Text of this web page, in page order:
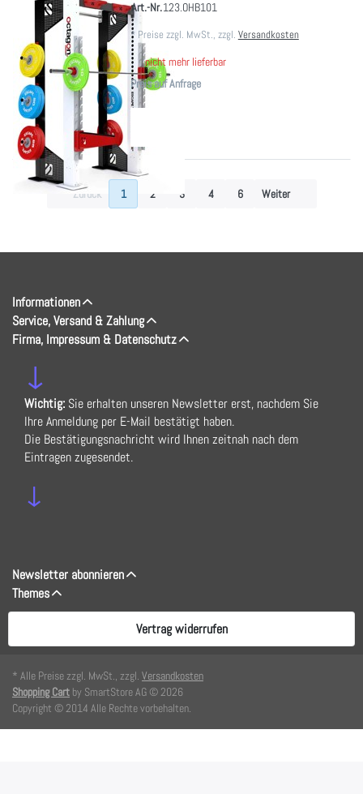
Art.-Nr.123.OHB101
* Preise zzgl. MwSt., zzgl. Versandkosten
nicht mehr lieferbar
Preis auf Anfrage
Zurück 1 2 3 4 6 Weiter
Informationen
Service, Versand & Zahlung
Firma, Impressum & Datenschutz
↓
Wichtig: Sie erhalten unseren Newsletter erst, nachdem Sie
Ihre Anmeldung per E-Mail bestätigt haben.
Die Bestätigungsnachricht wird Ihnen zeitnah nach dem
Eintragen zugesendet.
↓
Newsletter abonnieren
Themes
Vertrag widerrufen
* Alle Preise zzgl. MwSt., zzgl. Versandkosten
Shopping Cart by SmartStore AG © 2026
Copyright © 2014 Alle Rechte vorbehalten.